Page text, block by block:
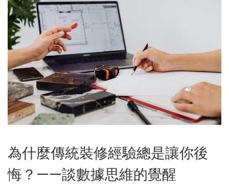
為什麼傳統裝修經驗總是讓你後
悔？——談數據思維的覺醒